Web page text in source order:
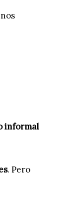
informal
. Pero